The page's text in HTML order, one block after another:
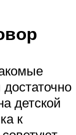
детской
к